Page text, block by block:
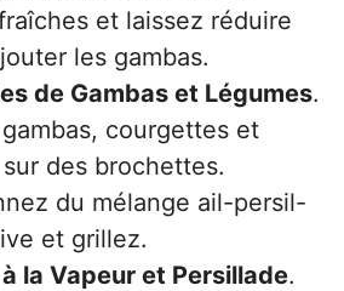
et laissez réduire
les gambas.
de Gambas et Légumes.
courgettes et
des brochettes.
du mélange ail-persil-
et grillez.
la Vapeur et Persillade.